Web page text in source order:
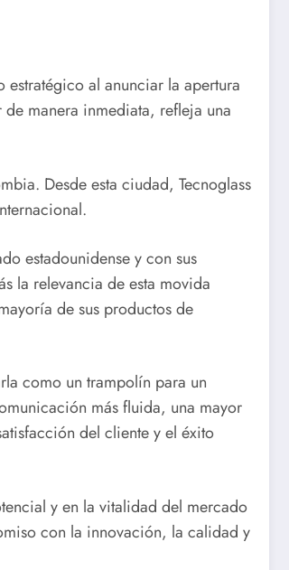
al anunciar la apertura
manera inmediata, refleja una
Desde esta ciudad, Tecnoglass
estadounidense y con sus
la relevancia de esta movida
de sus productos de
como un trampolín para un
más fluida, una mayor
del cliente y el éxito
y en la vitalidad del mercado
con la innovación, la calidad y